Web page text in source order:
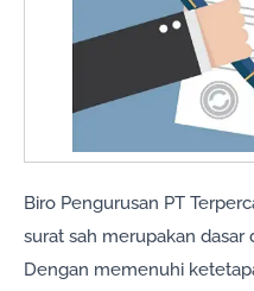
Biro Pengurusan PT
surat sah merupakan dasar
Dengan memenuhi